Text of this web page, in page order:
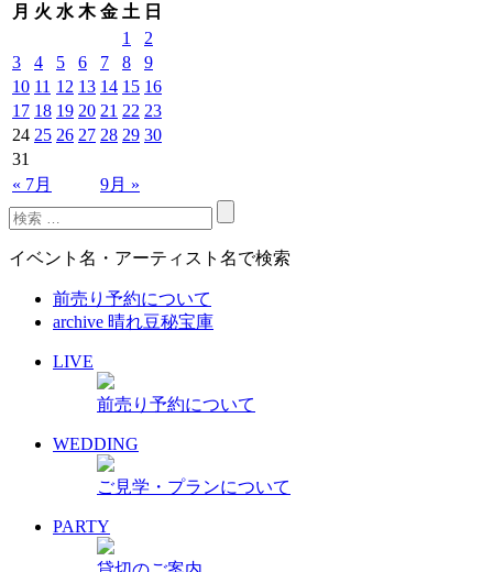
月 火 水 木 金 土 日
« 7月 9月 »
1
2
3
4 5 6 7 8
9
10 11 12 13 14 15 16
17 18 19 20 21 22 23
24 25 26 27 28 29 30
31
イベント名・アーティスト名で検索
前売り予約について
archive 晴れ豆秘宝庫
LIVE
前売り予約について
WEDDING
ご見学・プランについて
PARTY